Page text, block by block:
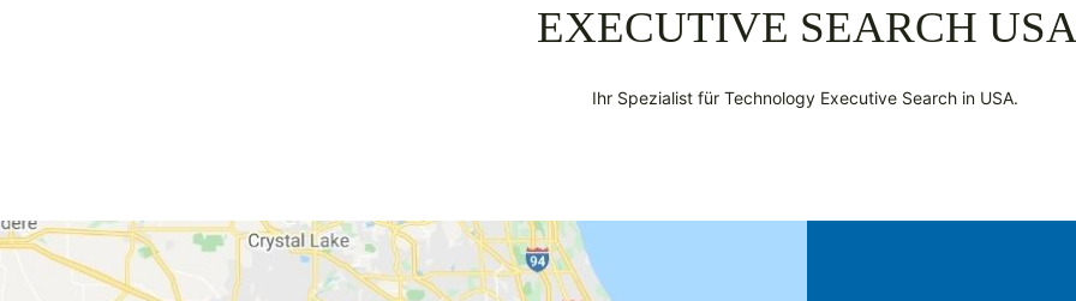
EXECUTIVE SEARCH
Ihr Spezialist für Technology Executive Search in USA.